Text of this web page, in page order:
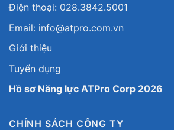
Điện thoại: 028.3842.5001
Email: info@atpro.com.vn
Giới thiệu
Tuyển dụng
Hồ sơ Năng lực ATPro Corp 2026
CHÍNH SÁCH CÔNG TY